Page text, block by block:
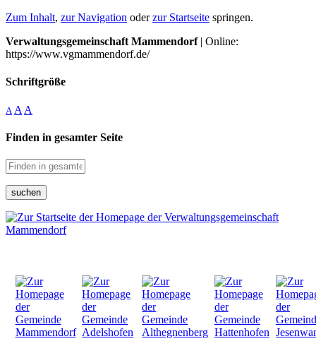
Zum Inhalt, zur Navigation oderzur Startseite springen.
Verwaltungsgemeinschaft Mammendorf| Online:
https://www.vgmammendorf.de/
Schriftgröße
A A A
Finden in gesamter Seite
suchen